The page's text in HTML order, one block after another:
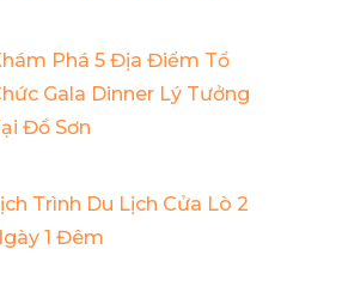
Phá 5 Địa Điểm Tổ
Gala Dinner Lý Tưởng
Đồ Sơn
Trình Du Lịch Cửa Lò 2
1 Đêm